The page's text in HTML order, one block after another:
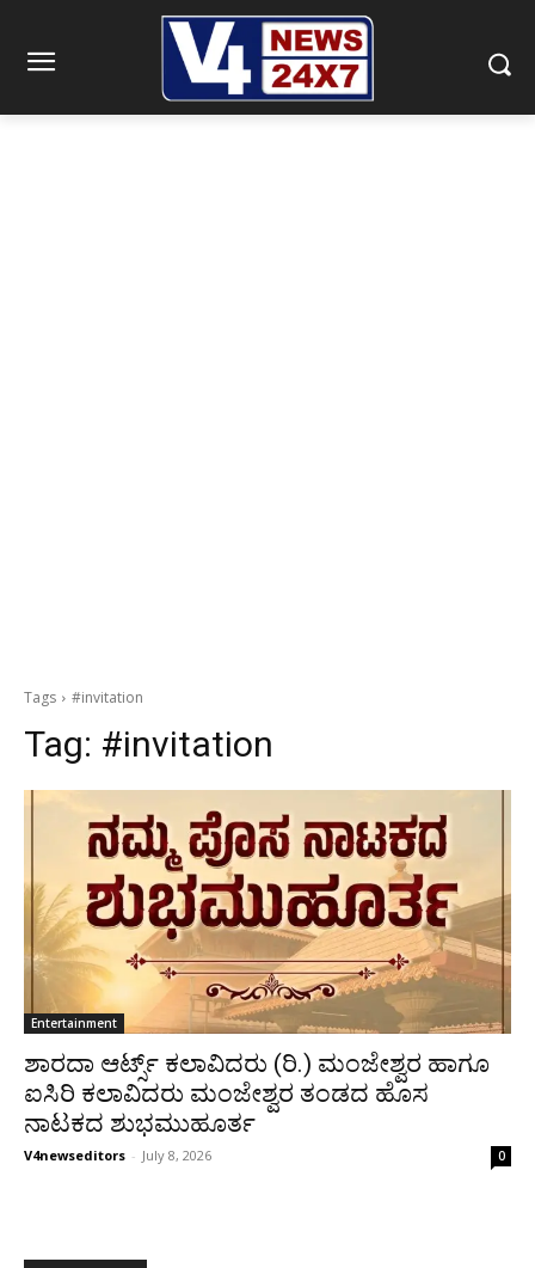
Tags #invitation
Tag: #invitation
Entertainment
ಶಾರದಾ ಆರ್ಟ್ಸ್ ಕಲಾವಿದರು (ರಿ.) ಮಂಜೇಶ್ವರ ಹಾಗೂ
ಐಸಿರಿ ಕಲಾವಿದರು ಮಂಜೇಶ್ವರ ತಂಡದ ಹೊಸ
ನಾಟಕದ ಶುಭಮುಹೂರ್ತ
V4newseditors - July 8, 2026 0